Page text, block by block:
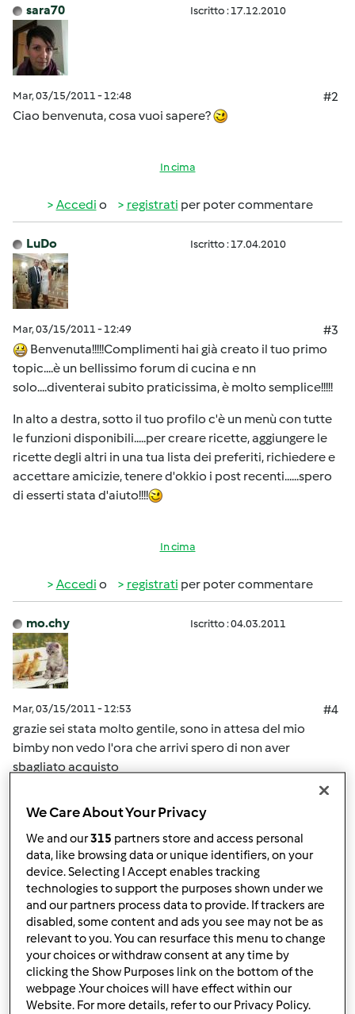
sara70 Iscritto : 17.12.2010
Mar, 03/15/2011 - 12:48
#2
Ciao benvenuta, cosa vuoi sapere?
In cima
Accedi o registrati per poter commentare
LuDo Iscritto : 17.04.2010
Mar, 03/15/2011 - 12:49
#3
Benvenuta!!!!!Complimenti hai già creato il tuo primo
topic....è un bellissimo forum di cucina e nn
solo....diventerai subito praticissima, è molto semplice!!!!!
In alto a destra, sotto il tuo profilo c'è un menù con tutte
le funzioni disponibili.....per creare ricette, aggiungere le
ricette degli altri in una tua lista dei preferiti, richiedere e
accettare amicizie, tenere d'okkio i post recenti......spero
di esserti stata d'aiuto!!!!
In cima
Accedi o registrati per poter commentare
mo.chy Iscritto : 04.03.2011
Mar, 03/15/2011 - 12:53
#4
grazie sei stata molto gentile, sono in attesa del mio
bimby non vedo l'ora che arrivi spero di non aver
sbagliato acquisto
In cima
Accedio registratiper poter commentare
mo.chy Iscritto : 04.03.2011
Mar, 03/15/2011 - 12:55
scusa Sara ma se io rispondo ad una persona lo vedono
We Care About Your Privacy
We and our315 partners store and access personal
data, like browsing data or unique identifiers, on your
device. Selecting I Accept enables tracking
technologies to support the purposes shown under we
and our partners process data to provide. If trackers are
disabled, some content and ads you see may not be as
relevant to you. You can resurface this menu to change
your choices or withdraw consent at any time by
clicking the Show Purposes link on the bottom of the
webpage .Your choices will have effect within our
Website. For more details, refer to our Privacy Policy.